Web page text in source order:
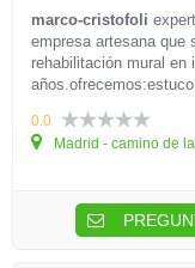
marco-cristofoli
empresa artesana que
rehabilitación mural en
0.0
Madrid - camino de